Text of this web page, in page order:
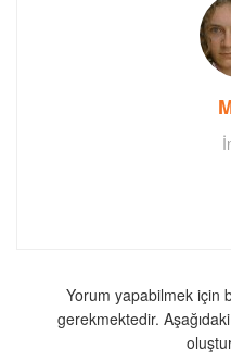
Yorum yapabilmek için
gerekmektedir.